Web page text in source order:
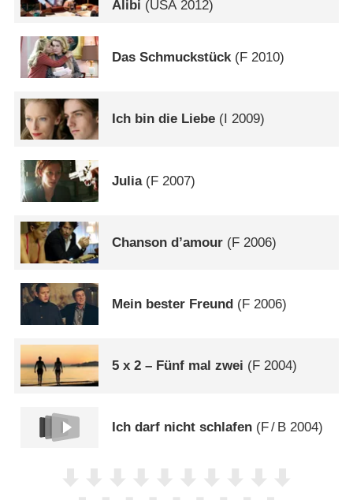
Alibi (USA 2012)
Das Schmuckstück(F 2010)
Ich bin die Liebe ( 2009)
Julia(F 2007)
Chanson d’amour (F 2006)
Mein bester Freund (F 2006)
5 x 2 – Fünf mal zwei (F 2004)
Ich darf nicht schlafen (F/ B 2004)